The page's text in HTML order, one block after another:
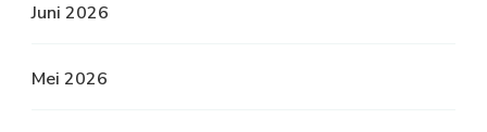
Juni 2026
Mei 2026